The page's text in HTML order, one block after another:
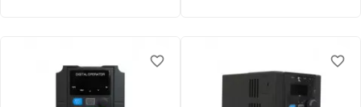
favorite_border
favorite_border favorite_border
favorite_border